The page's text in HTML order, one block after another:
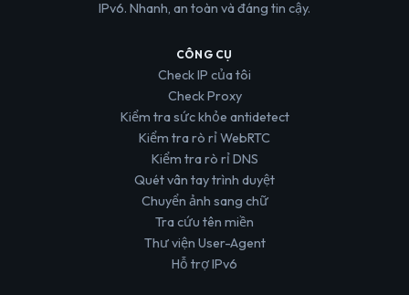
IPv6. Nhanh, an toàn và đáng tin cậy.
CÔNG CỤ
Check IP của tôi
Check Proxy
Kiểm tra sức khỏe antidetect
Kiểm tra rò rỉ WebRTC
Kiểm tra rò rỉ DNS
Quét vân tay trình duyệt
Chuyển ảnh sang chữ
Tra cứu tên miền
Thư viện User-Agent
Hỗ trợ IPv6